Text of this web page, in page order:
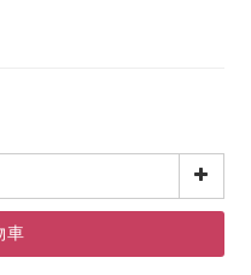
車